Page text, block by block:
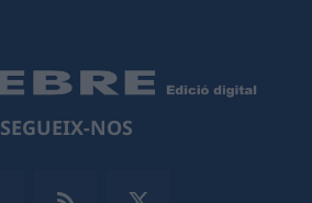
SEGUEIX-NOS